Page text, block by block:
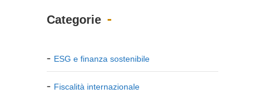
Categorie
ESG e finanza sostenibile
Fiscalità internazionale